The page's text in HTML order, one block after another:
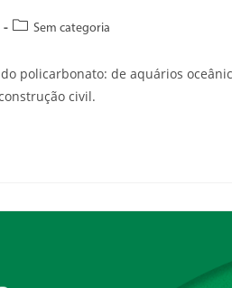
Sem categoria
policarbonato: de aquários
civil.